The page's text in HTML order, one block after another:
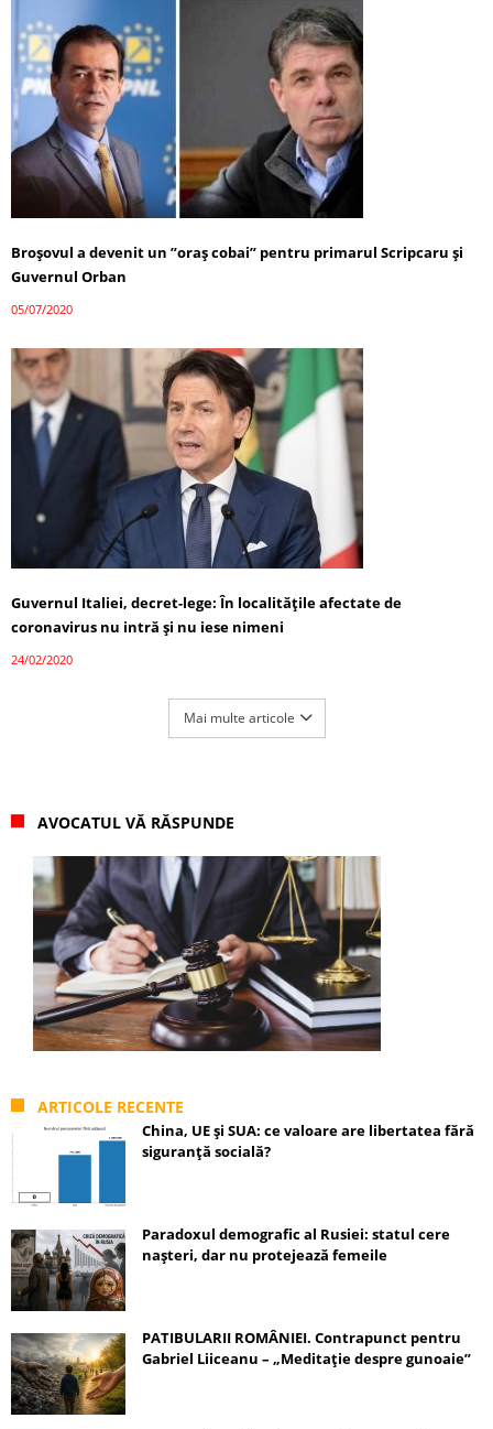
Broșovul a devenit un ”oraș cobai” pentru primarul Scripcaru și
Guvernul Orban
05/07/2020
Guvernul Italiei, decret-lege: În localitățile afectate de
coronavirus nu intră și nu iese nimeni
24/02/2020
Mai multe articole
AVOCATUL VĂ RĂSPUNDE
ARTICOLE RECENTE
China, UE și SUA: ce valoare are libertatea fără
siguranță socială?
Paradoxul demografic al Rusiei: statul cere
nașteri, dar nu protejează femeile
PATIBULARII ROMÂNIEI. Contrapunct pentru
Gabriel Liiceanu – „Meditație despre gunoaie”